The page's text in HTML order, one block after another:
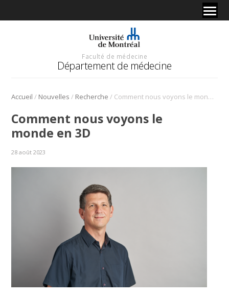
Faculté de médecine
Département de médecine
Accueil / Nouvelles / Recherche / Comment nous voyons le monde en 3D
Comment nous voyons le
monde en 3D
28 août 2023